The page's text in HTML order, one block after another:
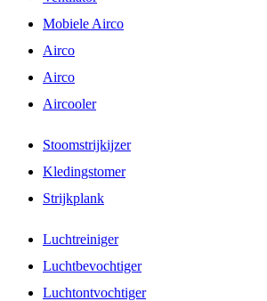
Mobiele Airco
Airco
Airco
Aircooler
Stoomstrijkijzer
Kledingstomer
Strijkplank
Luchtreiniger
Luchtbevochtiger
Luchtontvochtiger